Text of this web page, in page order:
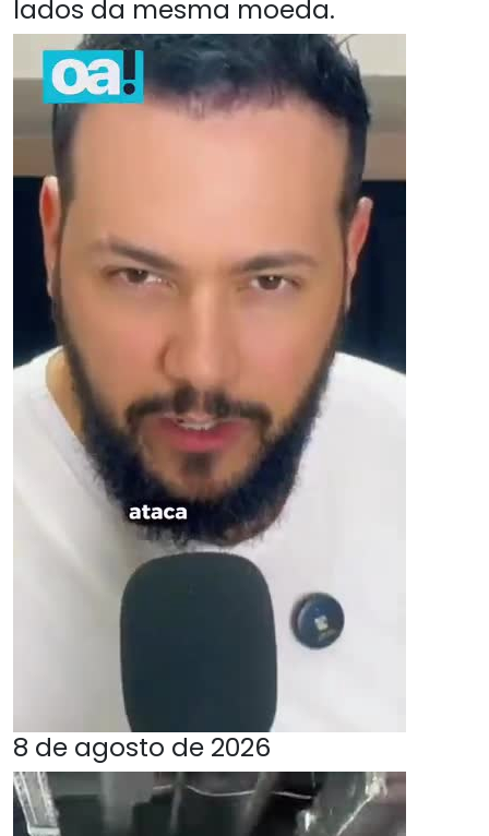
lados da mesma moeda.
8 de agosto de 2026